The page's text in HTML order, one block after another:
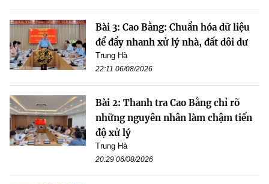
Bài 3: Cao Bằng: Chuẩn hóa dữ liệu
để đẩy nhanh xử lý nhà, đất dôi dư
Trung Hà
22:11 06/08/2026
Bài 2: Thanh tra Cao Bằng chỉ rõ
những nguyên nhân làm chậm tiến
độ xử lý
Trung Hà
20:29 06/08/2026